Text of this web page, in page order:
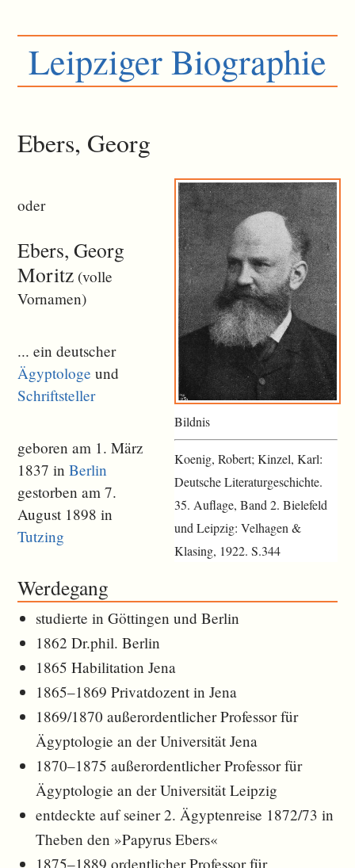
Leipziger Biographie
Ebers, Georg
Bildnis
Koenig, Robert; Kinzel, Karl:
Deutsche Literaturgeschichte.
35. Auflage, Band 2. Bielefeld
und Leipzig: Velhagen &
Klasing, 1922. S.344
oder
Ebers, Georg
Moritz (volle
Vornamen)
... ein deutscher
Ägyptologe und
Schriftsteller
geboren am 1. März
1837 inBerlin
gestorben am 7.
August 1898 in
Tutzing
Werdegang
studierte in Göttingen und Berlin
1862 Dr.phil. Berlin
1865 Habilitation Jena
1865–1869 Privatdozent in Jena
1869/1870 außerordentlicher Professor für
Ägyptologie an der Universität Jena
1870–1875 außerordentlicher Professor für
Ägyptologie an der Universität Leipzig
entdeckte auf seiner 2. Ägyptenreise 1872/73 in
Theben den »Papyrus Ebers«
1875–1889 ordentlicher Professor für